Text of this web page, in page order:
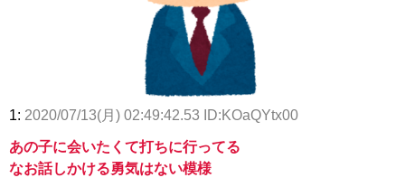
1: 2020/07/13(月) 02:49:42.53 ID:KOaQYtx00
あの子に会いたくて打ちに行ってる
なお話しかける勇気はない模様